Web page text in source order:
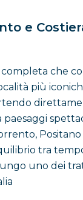
e
completa che
più
paesaggi
tra
uno dei